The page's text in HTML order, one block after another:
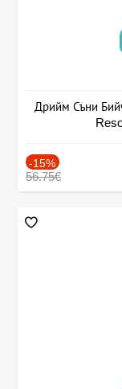
Дрийм Съни
-15%
56.75€